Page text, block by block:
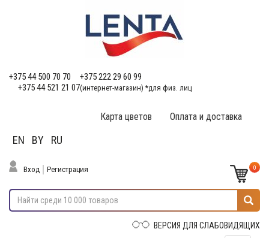
+375 44 500 70 70
+375 222 29 60 99
+375 44 521 21 07(интернет-магазин) *для физ. лиц
Оплата и доставка
Карта цветов
EN BY RU
Вход Регистрация 0
ВЕРСИЯ ДЛЯ СЛАБОВИДЯЩИХ